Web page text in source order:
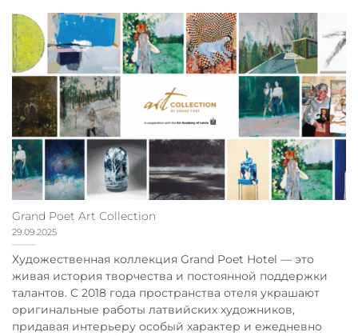
Grand Poet Art Collection
29.09.2025
Художественная коллекция Grand Poet Hotel — это
живая история творчества и постоянной поддержки
талантов. С 2018 года пространства отеля украшают
оригинальные работы латвийских художников,
придавая интерьеру особый характер и ежедневно